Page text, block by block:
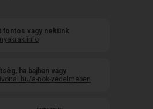
fontos vagy nekünk
ha bajban vagy
a-nok-vedelmeben